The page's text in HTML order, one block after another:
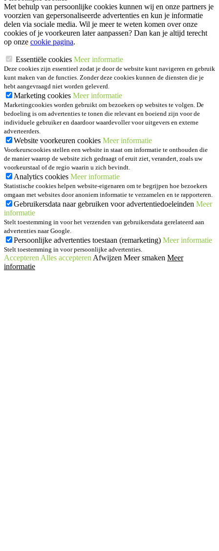
Met behulp van persoonlijke cookies kunnen wij en onze partners je
voorzien van gepersonaliseerde advertenties en kun je informatie
delen via sociale media. Wil je meer te weten komen over onze
cookies of je voorkeuren later aanpassen? Dan kan je altijd terecht
op onze cookie pagina.
Essentiële cookies Meer informatie
Deze cookies zijn essentieel zodat je door de website kunt navigeren en gebruik
kunt maken van de functies. Zonder deze cookies kunnen de diensten die je
hebt aangevraagd niet worden geleverd.
Marketing cookies Meer informatie
Marketingcookies worden gebruikt om bezoekers op websites te volgen. De
bedoeling is om advertenties te tonen die relevant en boeiend zijn voor de
individuele gebruiker en daardoor waardevoller voor uitgevers en externe
adverteerders.
Website voorkeuren cookies Meer informatie
Voorkeurscookies stellen een website in staat om informatie te onthouden die
de manier waarop de website zich gedraagt of eruit ziet, verandert, zoals uw
voorkeurstaal of de regio waarin u zich bevindt.
Analytics cookies Meer informatie
Statistische cookies helpen website-eigenaren om te begrijpen hoe bezoekers
omgaan met websites door anoniem informatie te verzamelen en te rapporteren.
Gebruikersdata naar gebruiken voor advertentiedoeleinden Meer
informatie
Stelt toestemming in voor het verzenden van gebruikersdata gerelateerd aan
advertenties naar Google.
Persoonlijke advertenties toestaan (remarketing) Meer informatie
Stelt toestemming in voor persoonlijke advertenties.
Accepteren Alles accepteren Afwijzen Meer smaken Meer
informatie